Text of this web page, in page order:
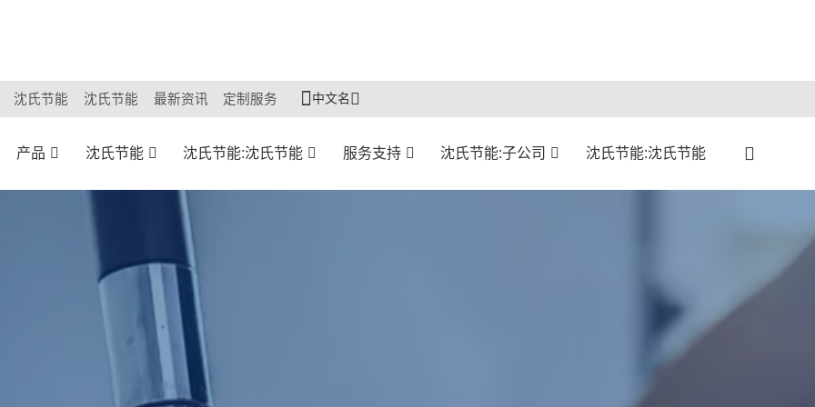
沈氏节能 沈氏节能 最新资讯 定制服务 中文名
产品 沈氏节能 沈氏节能:沈氏节能 服务支持 沈氏节能:子公司 沈氏节能:沈氏节能